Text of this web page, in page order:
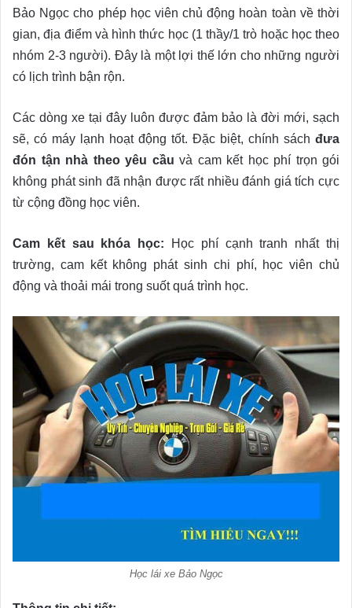
Bảo Ngọc cho phép học viên chủ động hoàn toàn về thời
gian, địa điểm và hình thức học (1 thầy/1 trò hoặc học theo
nhóm 2-3 người). Đây là một lợi thế lớn cho những người
có lịch trình bận rộn.
Các dòng xe tại đây luôn được đảm bảo là đời mới, sạch
sẽ, có máy lạnh hoạt động tốt. Đặc biệt, chính sách đưa
đón tận nhà theo yêu cầu và cam kết học phí trọn gói
không phát sinh đã nhận được rất nhiều đánh giá tích cực
từ cộng đồng học viên.
Cam kết sau khóa học: Học phí cạnh tranh nhất thị
trường, cam kết không phát sinh chi phí, học viên chủ
động và thoải mái trong suốt quá trình học.
Học lái xe Bảo Ngọc